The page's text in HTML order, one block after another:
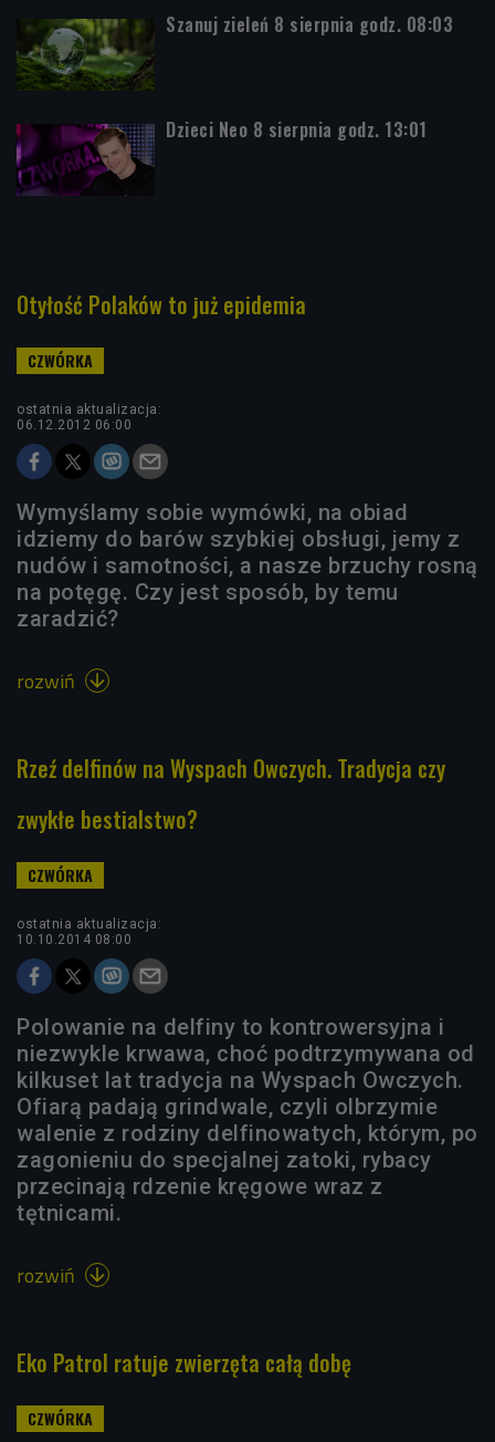
Szanuj zieleń 8 sierpnia godz. 08:03
Dzieci Neo 8 sierpnia godz. 13:01
Otyłość Polaków to już epidemia
ostatnia aktualizacja:
06.12.2012 06:00
Wymyślamy sobie wymówki, na obiad
idziemy do barów szybkiej obsługi, jemy z
nudów i samotności, a nasze brzuchy rosną
na potęgę. Czy jest sposób, by temu
zaradzić?
rozwiń 
Rzeź delfinów na Wyspach Owczych. Tradycja czy
zwykłe bestialstwo?
ostatnia aktualizacja:
10.10.2014 08:00
Polowanie na delfiny to kontrowersyjna i
niezwykle krwawa, choć podtrzymywana od
kilkuset lat tradycja na Wyspach Owczych.
Ofiarą padają grindwale, czyli olbrzymie
walenie z rodziny delfinowatych, którym, po
zagonieniu do specjalnej zatoki, rybacy
przecinają rdzenie kręgowe wraz z
tętnicami.
rozwiń 
Eko Patrol ratuje zwierzęta całą dobę